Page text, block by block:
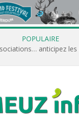
POPULAIRE